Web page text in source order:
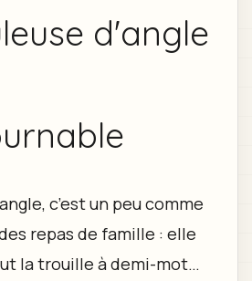
d'angle
c’est un peu comme
repas de famille : elle
la trouille à demi-mot…